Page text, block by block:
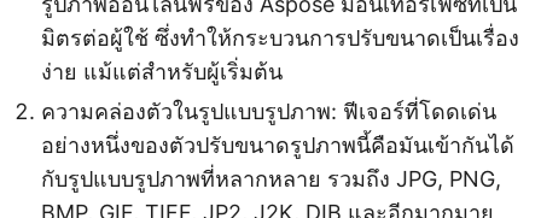
มิตรต่อผู้ใช้ ซึ่งทำให้กระบวนการปรับขนาดเป็นเรื่อง
ง่าย แม้แต่สำหรับผู้เริ่มต้น
ความคล่องตัวในรูปแบบรูปภาพ: ฟีเจอร์ที่โดดเด่น
อย่างหนึ่งของตัวปรับขนาดรูปภาพนี้คือมันเข้ากันได้
กับรูปแบบรูปภาพที่หลากหลาย รวมถึง JPG, PNG,
BMP, GIF, TIFF, JP2, J2K, DIB และอีกมากมาย